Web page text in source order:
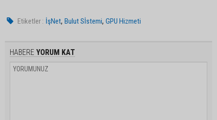
Etiketler : İşNet,Bulut Sİstemi,GPU Hizmeti
HABERE YORUM KAT